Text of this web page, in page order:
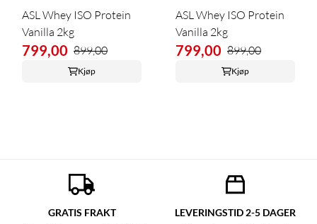
ASL Whey ISO Protein
Vanilla 2kg
799,00 899,00
Kjøp
ASL Whey ISO Protein
Vanilla 2kg
799,00 899,00
Kjøp
GRATIS FRAKT LEVERINGSTID 2-5 DAGER